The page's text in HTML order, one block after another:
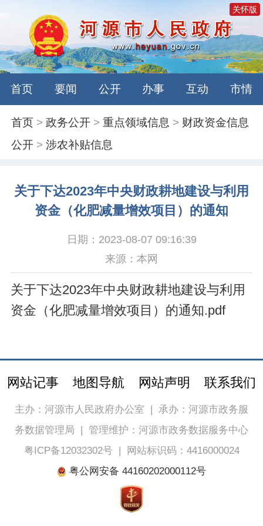
关怀版
首页 要闻 公开 办事 互动 市情
首页 >政务公开 >重点领域信息 > 财政资金信息
公开 >涉农补贴信息
关于下达2023年中央财政耕地建设与利用
资金（化肥减量增效项目）的通知
日期：2023-08-07 09:16:39
来源：本网
关于下达2023年中央财政耕地建设与利用
资金（化肥减量增效项目）的通知.pdf
网站记事 地图导航 网站声明 联系我们
主办：河源市人民政府办公室 | 承办：河源市政务服
务数据管理局 | 管理维护：河源市政务数据服务中心
粤ICP备12032302号|
网站标识码：4416000024
粤公网安备 44160202000112号